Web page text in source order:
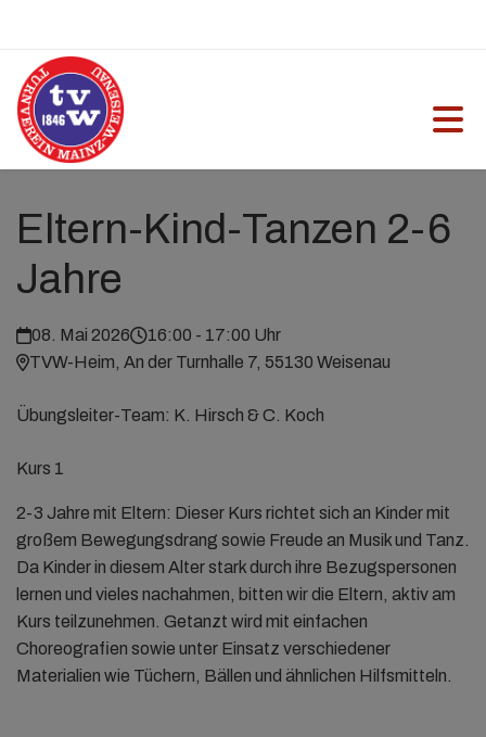
Eltern-Kind-Tanzen 2-6
Jahre
08. Mai 2026
16:00 - 17:00 Uhr
TVW-Heim, An der Turnhalle 7, 55130 Weisenau
Übungsleiter-Team: K. Hirsch & C. Koch
Kurs 1
2-3 Jahre mit Eltern: Dieser Kurs richtet sich an Kinder mit
großem Bewegungsdrang sowie Freude an Musik und Tanz.
Da Kinder in diesem Alter stark durch ihre Bezugspersonen
lernen und vieles nachahmen, bitten wir die Eltern, aktiv am
Kurs teilzunehmen. Getanzt wird mit einfachen
Choreografien sowie unter Einsatz verschiedener
Materialien wie Tüchern, Bällen und ähnlichen Hilfsmitteln.